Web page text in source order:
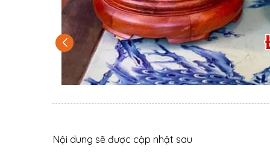
Nội dung sẽ được cập nhật sau